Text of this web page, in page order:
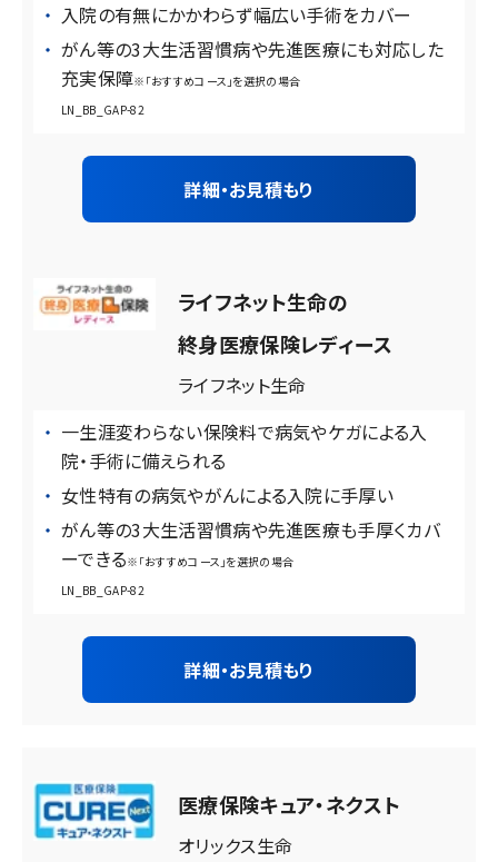
入院の有無にかかわらず幅広い手術をカバー
がん等の3大生活習慣病や先進医療にも対応した
充実保障※「おすすめコース」を選択の場合
LN_BB_GAP-82
詳細・お見積もり
ライフネット生命の
終身医療保険レディース
ライフネット生命
一生涯変わらない保険料で病気やケガによる入
院・手術に備えられる
女性特有の病気やがんによる入院に手厚い
がん等の3大生活習慣病や先進医療も手厚くカバ
ーできる※「おすすめコース」を選択の場合
LN_BB_GAP-82
詳細・お見積もり
医療保険キュア・ネクスト
オリックス生命